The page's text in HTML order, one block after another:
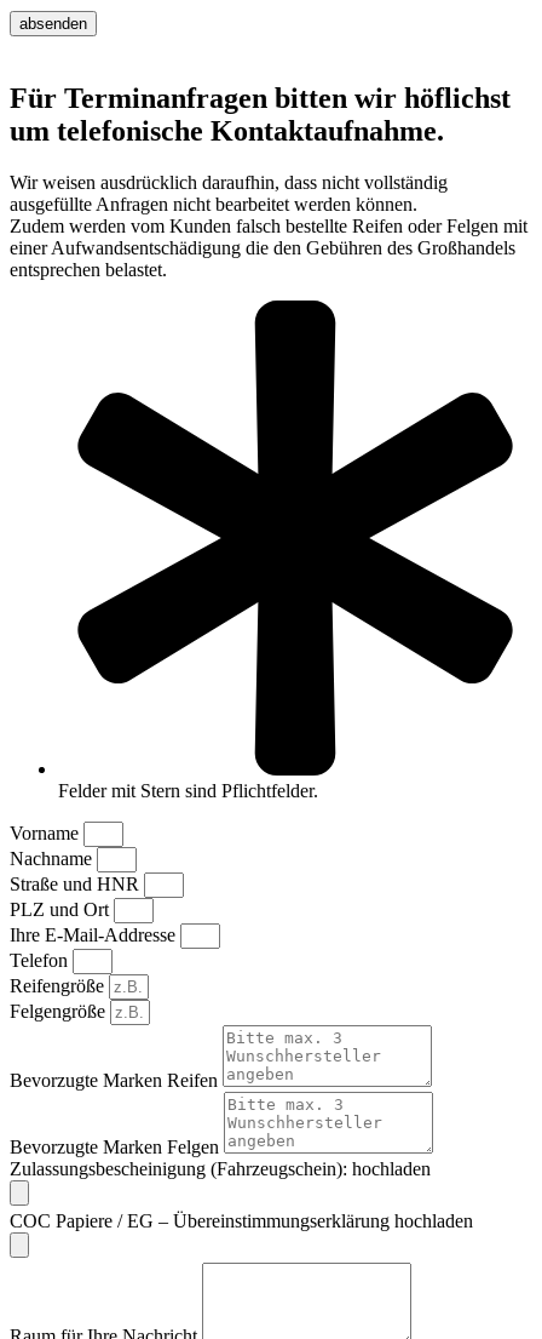
absenden
Für Terminanfragen bitten wir höflichst
um telefonische Kontaktaufnahme.
Wir weisen ausdrücklich daraufhin, dass nicht vollständig
ausgefüllte Anfragen nicht bearbeitet werden können.
Zudem werden vom Kunden falsch bestellte Reifen oder Felgen mit
einer Aufwandsentschädigung die den Gebühren des Großhandels
entsprechen belastet.
Felder mit Stern sind Pflichtfelder.
Vorname
Nachname
Straße und HNR
PLZ und Ort
Ihre E-Mail-Addresse
Telefon
Reifengröße
Felgengröße
Bevorzugte Marken Reifen
Bevorzugte Marken Felgen
Zulassungsbescheinigung (Fahrzeugschein): hochladen
COC Papiere / EG – Übereinstimmungserklärung hochladen